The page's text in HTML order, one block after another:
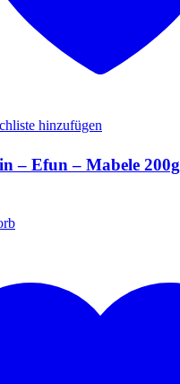
hinzufügen
– Efun – Mabele 200g